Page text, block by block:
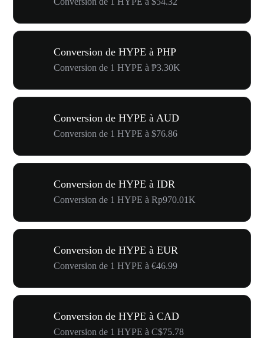
Conversion de HYPE à PHP
Conversion de 1 HYPE à ₱3.30K
Conversion de HYPE à AUD
Conversion de 1 HYPE à $76.86
Conversion de HYPE à IDR
Conversion de 1 HYPE à Rp970.01K
Conversion de HYPE à EUR
Conversion de 1 HYPE à €46.99
Conversion de HYPE à CAD
Conversion de 1 HYPE à C$75.78